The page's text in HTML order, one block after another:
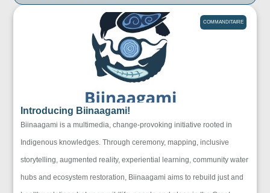
COMMANDITAIRE
Introducing Biinaagami!
Biinaagami is a multimedia, change-provoking initiative rooted in
Indigenous knowledges. Through ceremony, mapping, inclusive
storytelling, augmented reality, experiential learning, community water
hubs and ecosystem restoration, Biinaagami aims to rebuild just and